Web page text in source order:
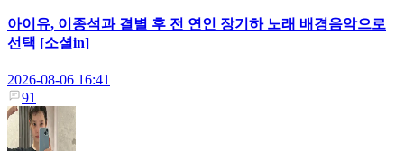
아이유, 이종석과 결별 후 전 연인 장기하 노래 배경음악으로
선택 [소셜in]
2026-08-06 16:41
91